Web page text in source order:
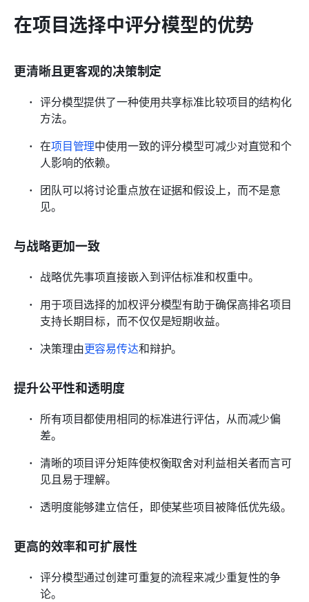
在项目选择中评分模型的优势
更清晰且更客观的决策制定
评分模型提供了一种使用共享标准比较项目的结构化
方法。
在项目管理中使用一致的评分模型可减少对直觉和个
人影响的依赖。
团队可以将讨论重点放在证据和假设上，而不是意
见。
与战略更加一致
战略优先事项直接嵌入到评估标准和权重中。
用于项目选择的加权评分模型有助于确保高排名项目
支持长期目标，而不仅仅是短期收益。
决策理由更容易传达和辩护。
提升公平性和透明度
所有项目都使用相同的标准进行评估，从而减少偏
差。
清晰的项目评分矩阵使权衡取舍对利益相关者而言可
见且易于理解。
透明度能够建立信任，即使某些项目被降低优先级。
更高的效率和可扩展性
评分模型通过创建可重复的流程来减少重复性的争
论。